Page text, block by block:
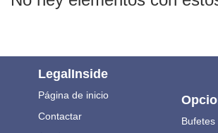
LegalInside
Página de inicio
Contactar
Bufetes